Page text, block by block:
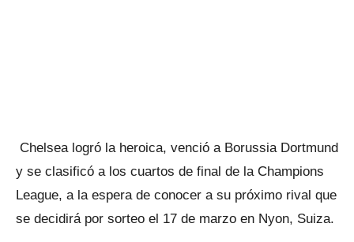
Chelsea logró la heroica, venció a Borussia Dortmund
y se clasificó a los cuartos de final de la Champions
League, a la espera de conocer a su próximo rival que
se decidirá por sorteo el 17 de marzo en Nyon, Suiza.